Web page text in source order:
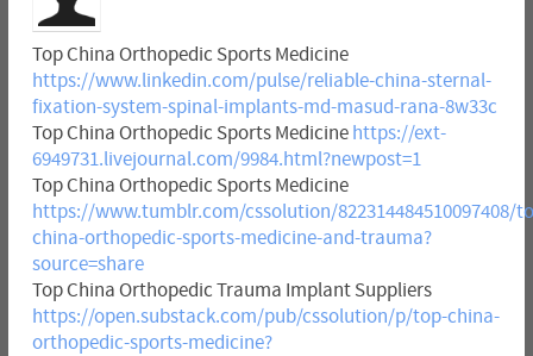
Top China Orthopedic Sports Medicine
https://www.linkedin.com/pulse/reliable-china-sternal-
fixation-system-spinal-implants-md-masud-rana-8w33c
Top China Orthopedic Sports Medicine https://ext-
6949731.livejournal.com/9984.html?newpost=1
Top China Orthopedic Sports Medicine
https://www.tumblr.com/cssolution/822314484510097408/
china-orthopedic-sports-medicine-and-trauma?
source=share
Top China Orthopedic Trauma Implant Suppliers
https://open.substack.com/pub/cssolution/p/top-china-
orthopedic-sports-medicine?